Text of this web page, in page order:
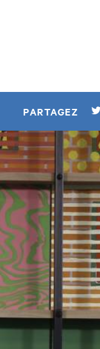
PARTAGEZ